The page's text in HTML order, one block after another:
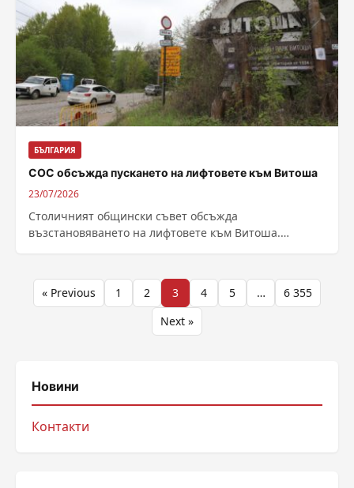
БЪЛГАРИЯ
СОС обсъжда пускането на лифтовете към Витоша
23/07/2026
Столичният общински съвет обсъжда
възстановяването на лифтовете към Витоша.
„Алеко“...
Разделяне
на
страници
« Previous 1 2 3 4 5 …
6 355
Next »
Новини
Контакти